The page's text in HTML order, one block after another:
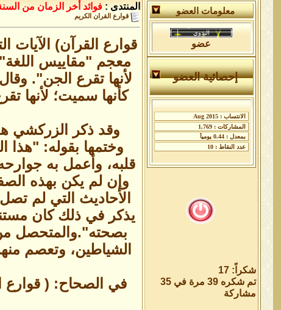
معلومات العضو
عضو
إحصائية العضو
شكراً: 17
تم شكره 39 مرة في 35
مشاركة
المنتدى : فوائد أخر الزمان من
قوارع القران الكريم
قوارع القرآن)
معجم "مقاييس
لأنها تقرع الجن".
كأنها سميت؛ لأنها
وقد ذكر الزركشي
وختمها بقوله: "هذا
قلبه، وأعمل به
وإن لم يكن بهذه
الأحاديث التي لم
يذكر في ذلك كان
بصحته".والمتحصل من
الشياطين، وتعصم
في الصحاح: ( قوارع